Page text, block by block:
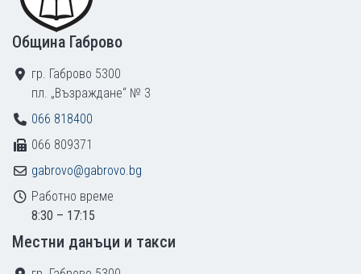
Община Габрово
гр. Габрово 5300
пл. „Възраждане“ № 3
066 818400
066 809371
gabrovo@gabrovo.bg
Работно време
8:30 – 17:15
Местни данъци и такси